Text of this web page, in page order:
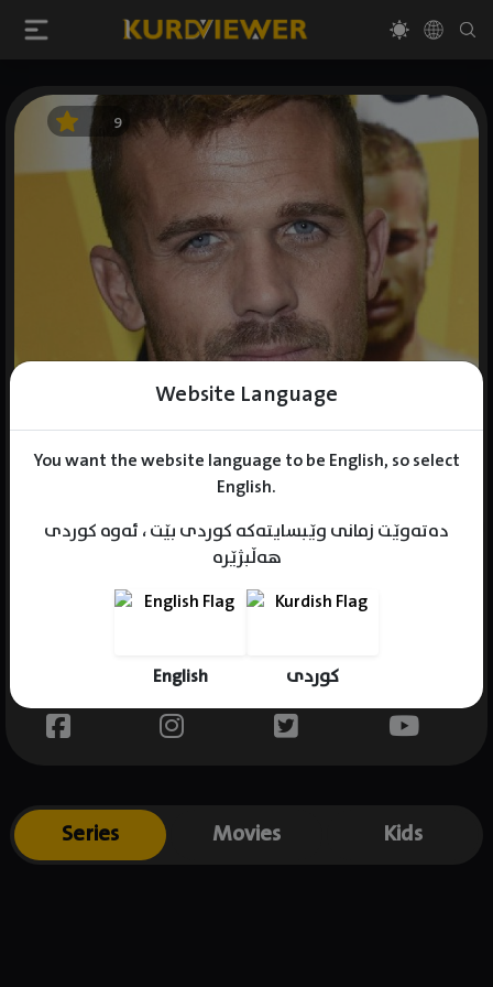
Website Language
You want the website language to be English, so select
English.
دەتەوێت زمانی وێبسایتەکە کوردی بێت ، ئەوە کوردی
هەڵبژێرە
English کوردی
9
Gender : male
Place of birth : USA
Series Movies Kids